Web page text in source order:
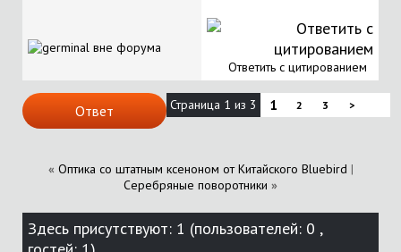
Ответить с цитированием
Ответ Страница 1 из 3 1 2 3 >
« Оптика со штатным ксеноном от Китайского Bluebird |
Серебряные поворотники »
Здесь присутствуют: 1 (пользователей: 0 ,